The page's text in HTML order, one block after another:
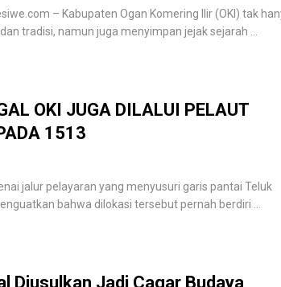
– Kabupaten Ogan Komering Ilir (OKI) tak
tradisi, namun juga menyimpan jejak sejarah ...
OKI JUGA DILALUI PELAUT
1513
jalur pelayaran yang menyusuri garis pantai Teluk
bahwa dilokasi tersebut pernah berdiri ...
Diusulkan Jadi Cagar Budaya